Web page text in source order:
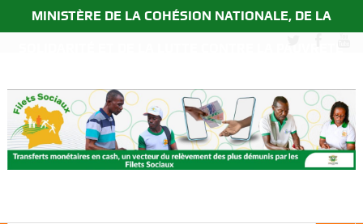
MINISTÈRE DE LA COHÉSION NATIONALE, DE LA